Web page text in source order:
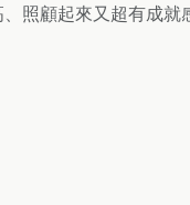
照顧起來又超有成就